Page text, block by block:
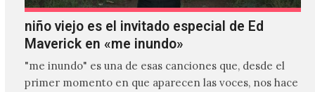
niño viejo es el invitado especial de Ed
Maverick en «me inundo»
"me inundo" es una de esas canciones que, desde el
primer momento en que aparecen las voces, nos hace